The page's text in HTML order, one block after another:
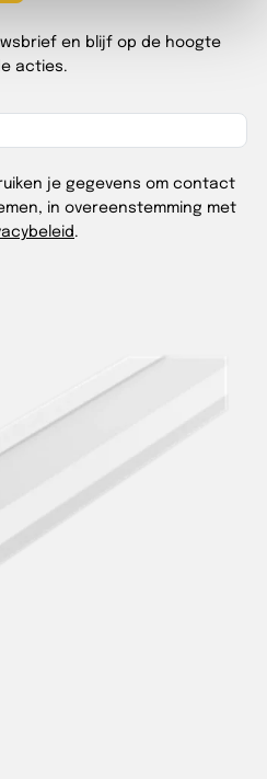
en blijf op de hoogte
acties.
je gegevens om contact
in overeenstemming met
.